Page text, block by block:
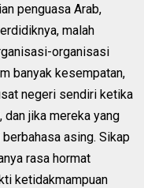
penguasa Arab,
malah
organisasi
banyak kesempatan,
negeri sendiri ketika
dan jika mereka yang
asing. Sikap
rasa hormat
ketidakmampuan